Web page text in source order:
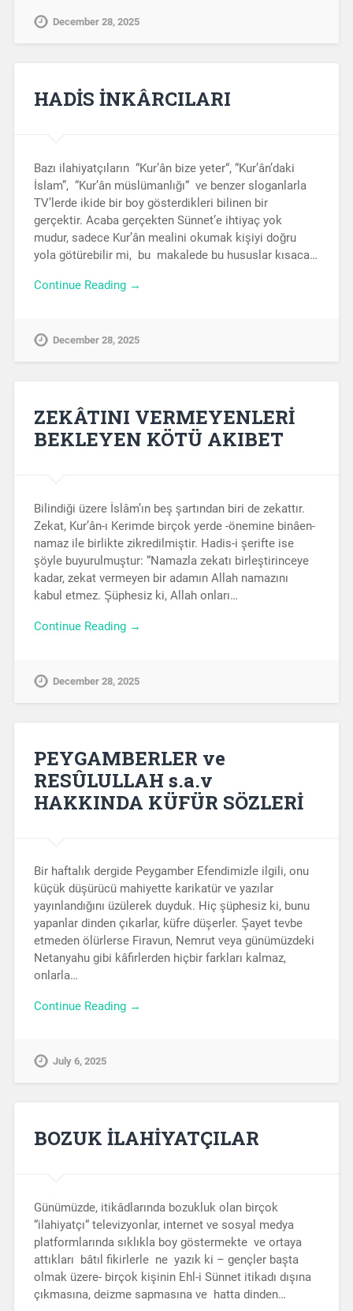
December 28, 2025
HADİS İNKÂRCILARI
Bazı ilahiyatçıların “Kur’ân bize yeter“, “Kur’ân’daki
İslam”, “Kur’ân müslümanlığı“ ve benzer sloganlarla
TV’lerde ikide bir boy gösterdikleri bilinen bir
gerçektir. Acaba gerçekten Sünnet’e ihtiyaç yok
mudur, sadece Kur’ân mealini okumak kişiyi doğru
yola götürebilir mi, bu makalede bu hususlar kısaca…
Continue Reading →
December 28, 2025
ZEKÂTINI VERMEYENLERİ
BEKLEYEN KÖTÜ AKIBET
Bilindiği üzere İslâm’ın beş şartından biri de zekattır.
Zekat, Kur’ân-ı Kerimde birçok yerde -önemine binâen-
namaz ile birlikte zikredilmiştir. Hadis-i şerifte ise
şöyle buyurulmuştur: “Namazla zekatı birleştirinceye
kadar, zekat vermeyen bir adamın Allah namazını
kabul etmez. Şüphesiz ki, Allah onları…
Continue Reading →
December 28, 2025
PEYGAMBERLER ve
RESÛLULLAH s.a.v
HAKKINDA KÜFÜR SÖZLERİ
Bir haftalık dergide Peygamber Efendimizle ilgili, onu
küçük düşürücü mahiyette karikatür ve yazılar
yayınlandığını üzülerek duyduk. Hiç şüphesiz ki, bunu
yapanlar dinden çıkarlar, küfre düşerler. Şayet tevbe
etmeden ölürlerse Firavun, Nemrut veya günümüzdeki
Netanyahu gibi kâfirlerden hiçbir farkları kalmaz,
onlarla…
Continue Reading →
July 6, 2025
BOZUK İLAHİYATÇILAR
Günümüzde, itikâdlarında bozukluk olan birçok
“ilahiyatçı“ televizyonlar, internet ve sosyal medya
platformlarında sıklıkla boy göstermekte ve ortaya
attıkları bâtıl fikirlerle ne yazık ki – gençler başta
olmak üzere- birçok kişinin Ehl-i Sünnet itikadı dışına
çıkmasına, deizme sapmasına ve hatta dinden…